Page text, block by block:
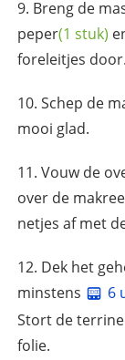
Breng de
peper(1 stuk)
foreleitjes door.
Schep de
mooi glad.
Vouw de
over de
netjes af met
Dek het
minstens
6
Stort de
folie.